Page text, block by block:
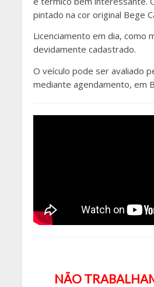
pintado na cor original Bege
Licenciamento em dia, como
devidamente cadastrado.
O veículo pode ser avaliado
mediante agendamento, em
NÃO